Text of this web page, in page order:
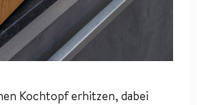
Kochtopf erhitzen, dabei